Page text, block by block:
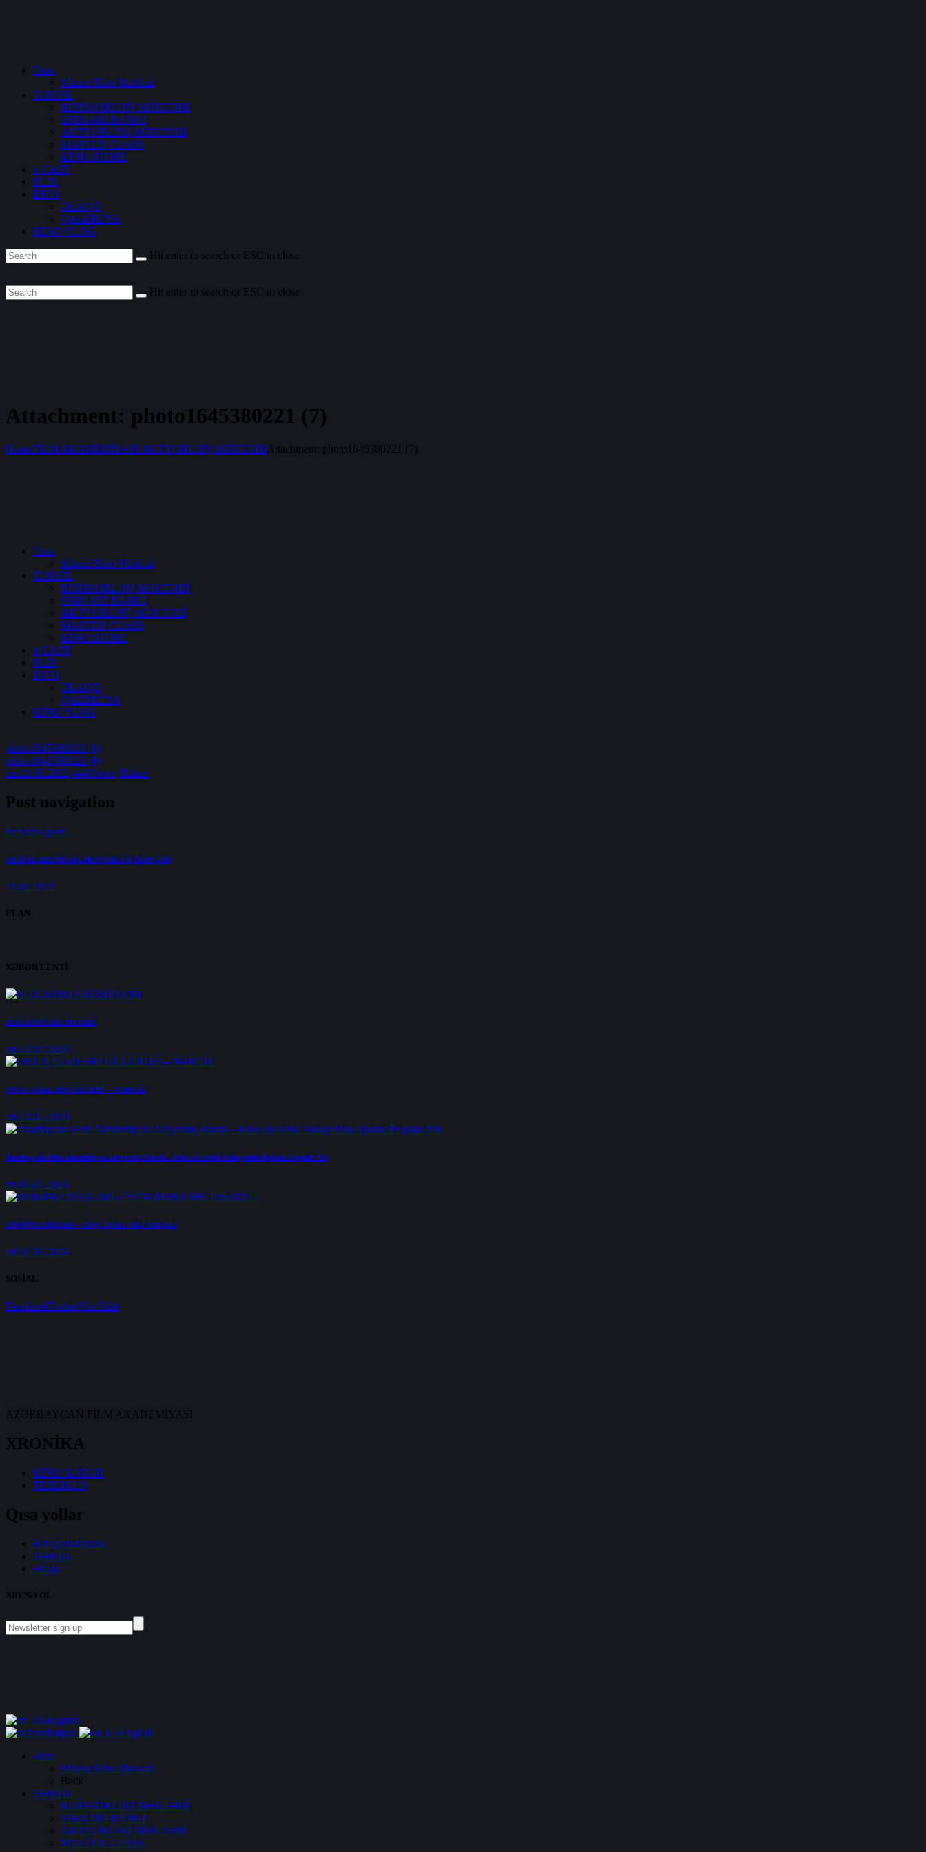
Əsas
Müasir Kino Mərkəzi
TƏHSİL
REJİSSORLUQ MƏKTƏBİ
SSENARİ BANKI
AKTYORLUQ MƏKTƏBİ
MASTER CLASS
KİNO STORE
e-CAST
FLIX
İNFO
ƏLAQƏ
QALEREYA
KİNO VLOG
Hit enter to search or ESC to close
Hit enter to search or ESC to close
Attachment: photo1645380221 (7)
HomeFİLM AKADEMİYASI AKTYORLUQ MƏKTƏBİAttachment: photo1645380221 (7)
Əsas
Müasir Kino Mərkəzi
TƏHSİL
REJİSSORLUQ MƏKTƏBİ
SSENARİ BANKI
AKTYORLUQ MƏKTƏBİ
MASTER CLASS
KİNO STORE
e-CAST
FLIX
İNFO
ƏLAQƏ
QALEREYA
KİNO VLOG
photo1645380221 (8)
photo1645380221 (6)
on 21.02.2022 444Views 0Likes
Post navigation
Previous post:
FİLM AKADEMİYASI AKTYORLUQ MƏKTƏBİ
21.02.2022
ELAN
XƏBƏR LENTİ
FLIX KİNO EKOSİSTEMİ
on 22.07.2026
ONUN GÖZLƏRİ GÜLÜRDÜ – NƏRGİZ
on 23.05.2026
Azərbaycan Film Akademiyası Aktyorluq Kursu – Kino və Serial Sənayesinə Aparan Peşəkar Yol
on 04.05.2026
DOMİNO DAŞLARI – YENİ MƏKTƏBLİ SERİALI
on 04.05.2026
SOSİAL
FacebookTwitterYouTube
AZƏRBAYCAN FİLM AKADEMİYASI
XRONİKA
KİNO XƏBƏR
TEZLİKLƏ
Qısa yollar
HAQQIMIZDA
TƏHSİL
Əlaqə
ABUNƏ OL
English
Azerbaijani
English
Əsas
Müasir Kino Mərkəzi
Back
TƏHSİL
REJİSSORLUQ MƏKTƏBİ
SSENARİ BANKI
AKTYORLUQ MƏKTƏBİ
MASTER CLASS